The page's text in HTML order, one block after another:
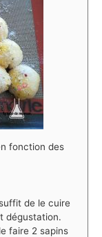
fonction des
de le cuire
dégustation.
faire 2 sapins